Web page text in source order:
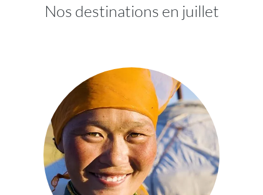
Nos destinations en juillet